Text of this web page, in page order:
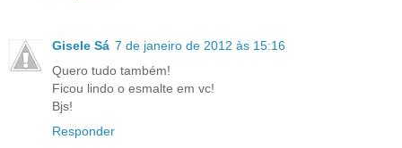
Gisele Sá 7 de janeiro de 2012 às 15:16
Quero tudo também!
Ficou lindo o esmalte em vc!
Bjs!
Responder